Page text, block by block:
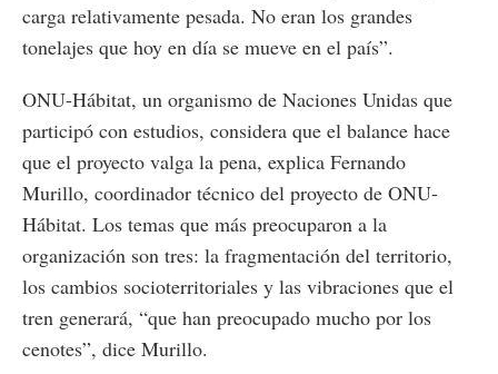
carga relativamente pesada. No eran los grandes
tonelajes que hoy en día se mueve en el país”.
ONU-Hábitat, un organismo de Naciones Unidas que
participó con estudios, considera que el balance hace
que el proyecto valga la pena, explica Fernando
Murillo, coordinador técnico del proyecto de ONU-
Hábitat. Los temas que más preocuparon a la
organización son tres: la fragmentación del territorio,
los cambios socioterritoriales y las vibraciones que el
tren generará, “que han preocupado mucho por los
cenotes”, dice Murillo.